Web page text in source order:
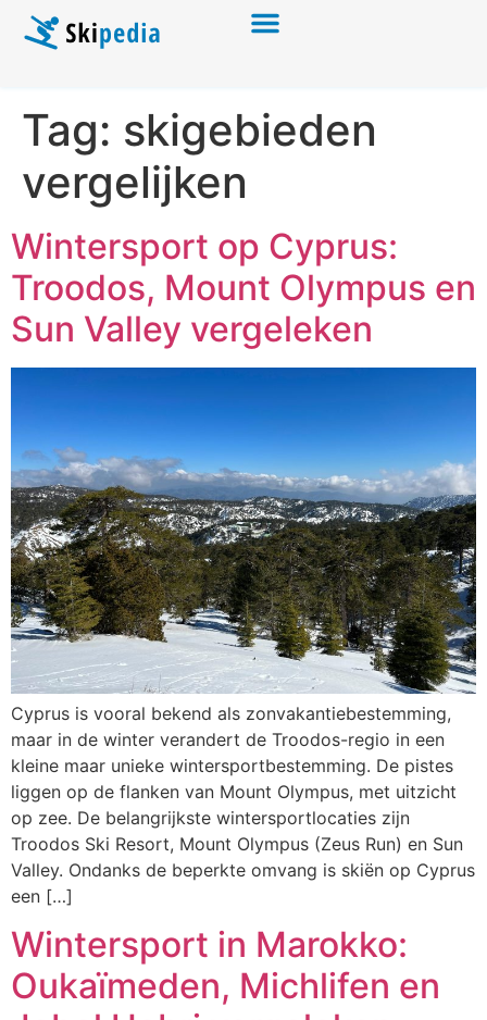
Tag: skigebieden
vergelijken
Wintersport op Cyprus:
Troodos, Mount Olympus en
Sun Valley vergeleken
Cyprus is vooral bekend als zonvakantiebestemming,
maar in de winter verandert de Troodos-regio in een
kleine maar unieke wintersportbestemming. De pistes
liggen op de flanken van Mount Olympus, met uitzicht
op zee. De belangrijkste wintersportlocaties zijn
Troodos Ski Resort, Mount Olympus (Zeus Run) en Sun
Valley. Ondanks de beperkte omvang is skiën op Cyprus
een […]
Wintersport in Marokko:
Oukaïmeden, Michlifen en